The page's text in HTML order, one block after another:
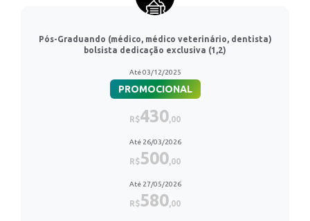
Pós-Graduando (médico, médico veterinário, dentista)
bolsista dedicação exclusiva (1,2)
Até 03/12/2025
PROMOCIONAL
R$430,00
Até 26/03/2026
R$500,00
Até 27/05/2026
R$580,00